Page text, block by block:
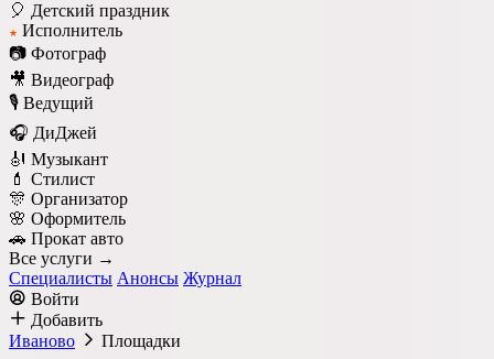
🎈 Детский праздник
★ Исполнитель
📷 Фотограф
🎥 Видеограф
🎙️ Ведущий
🎧 ДиДжей
🎻 Музыкант
💄 Стилист
🎊 Организатор
🌸 Оформитель
🚗 Прокат авто
Все услуги →
Специалисты Анонсы Журнал
Войти
Добавить
Иваново
Площадки